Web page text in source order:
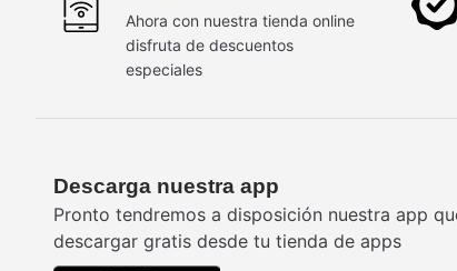
Ahora con nuestra tienda online
disfruta de descuentos
especiales
Descarga nuestra app
Pronto tendremos a disposición nuestra app
descargar gratis desde tu tienda de apps